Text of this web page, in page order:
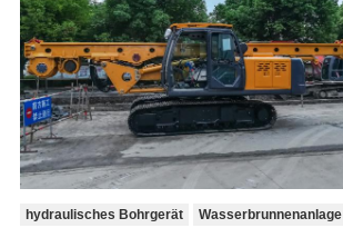
hydraulisches Bohrgerät
Wasserbrunnenanlage